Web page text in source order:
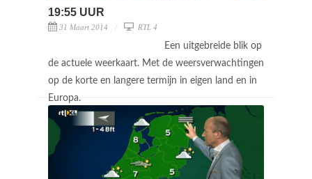
19:55 UUR
31 Maart 2014 RTL 4
Een uitgebreide blik op
de actuele weerkaart. Met de weersverwachtingen
op de korte en langere termijn in eigen land en in
Europa.